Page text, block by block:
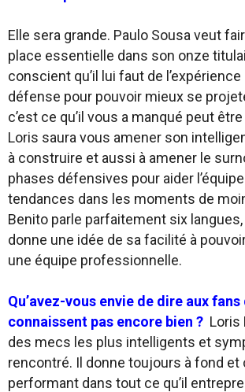
Elle sera grande. Paulo Sousa veut
place essentielle dans son onze
conscient qu’il lui faut de l’expérience
défense pour pouvoir mieux se
c’est ce qu’il vous a manqué peut
Loris saura vous amener son
à construire et aussi à amener le
phases défensives pour aider
tendances dans les moments de
Benito parle parfaitement six
donne une idée de sa facilité à
une équipe professionnelle.
Qu’avez-vous envie de dire aux fans
connaissent pas encore bien ? Loris
des mecs les plus intelligents et
rencontré. Il donne toujours à fond et
performant dans tout ce qu’il